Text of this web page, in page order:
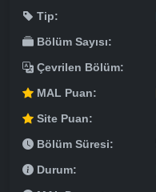
Tip:
Bölüm Sayısı:
Çevrilen Bölüm:
MAL Puan:
Site Puan:
Bölüm Süresi:
Durum: